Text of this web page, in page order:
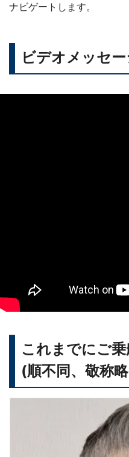
ナビゲートします。
ビデオメッセ
これまでにご
(順不同、敬称